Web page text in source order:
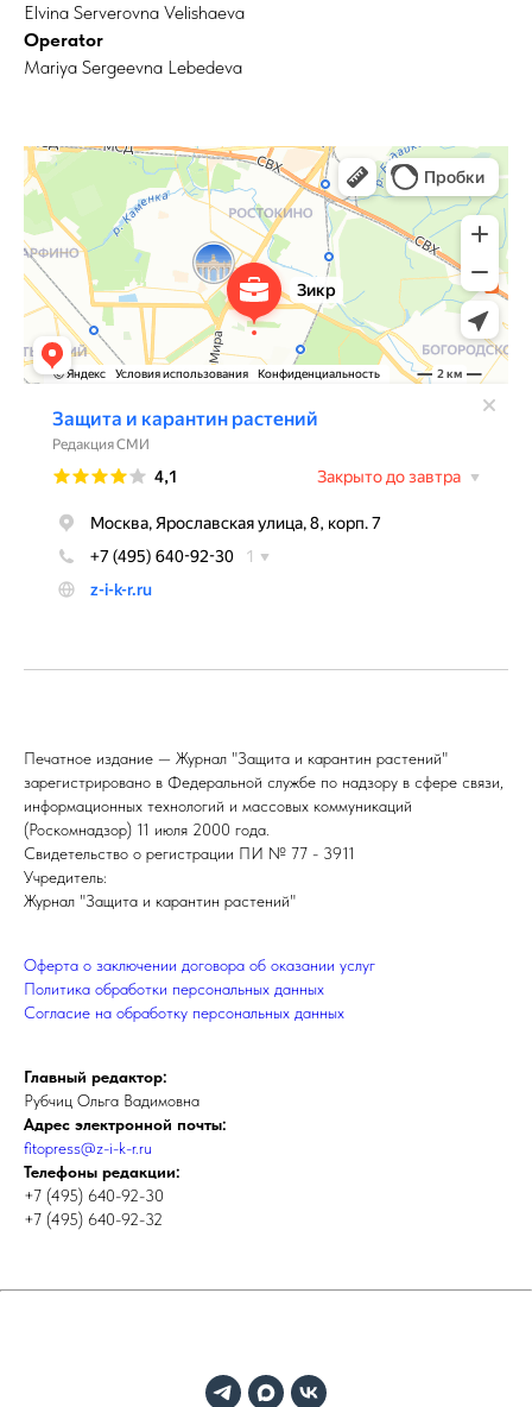
Elvina Serverovna Velishaeva
Operator
Mariya Sergeevna Lebedeva
Печатное издание — Журнал "Защита и карантин растений"
зарегистрировано в Федеральной службе по надзору в сфере связи,
информационных технологий и массовых коммуникаций
(Роскомнадзор) 11 июля 2000 года.
Свидетельство о регистрации ПИ № 77 - 3911
Учредитель:
Журнал "Защита и карантин растений"
Оферта о заключении договора об оказании услуг
Политика обработки персональных данных
Cогласие на обработку персональных данных
Главный редактор:
Рубчиц Ольга Вадимовна
Адрес электронной почты:
fitopress@z-i-k-r.ru
Телефоны редакции:
+7 (495) 640-92-30
+7 (495) 640-92-32